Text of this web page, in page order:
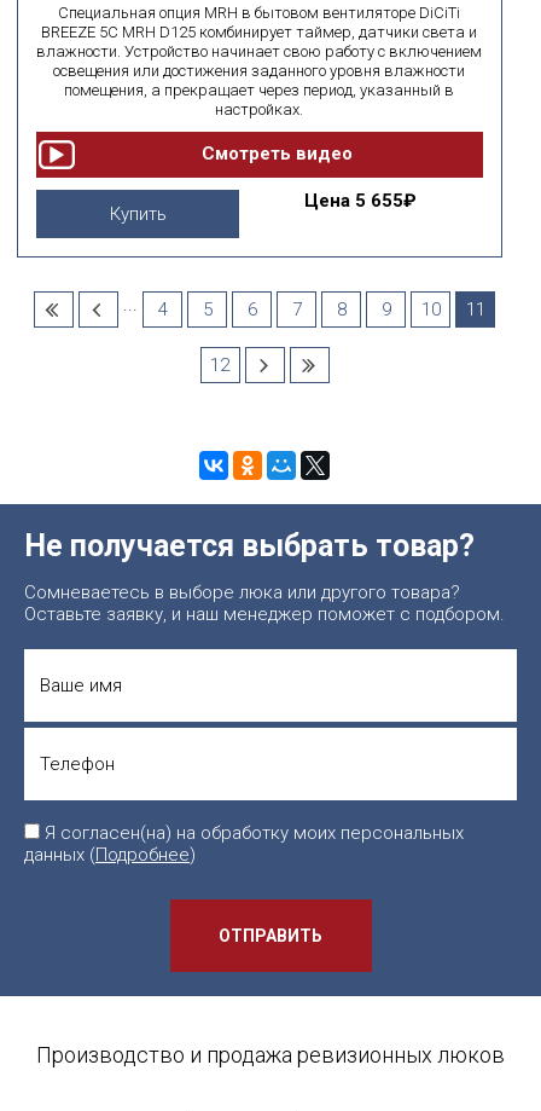
Специальная опция MRH в бытовом вентиляторе DiCiTi
BREEZE 5C MRH D125 комбинирует таймер, датчики света и
влажности. Устройство начинает свою работу с включением
освещения или достижения заданного уровня влажности
помещения, а прекращает через период, указанный в
настройках.
Купить
Цена 5 655₽
... 4 5 6 7 8 9 10 11
12
Не получается выбрать товар?
Сомневаетесь в выборе люка или другого товара?
Оставьте заявку, и наш менеджер поможет с подбором.
Я согласен(на) на обработку моих персональных
данных (Подробнее)
ОТПРАВИТЬ
Производство и продажа ревизионных люков